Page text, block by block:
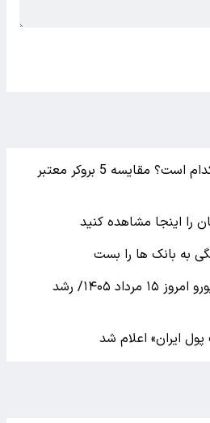
بهترین جایگزین آلپاری کدام است؟ مقایسه 5 بروکر معتبر
را اینجا مشاهده کنید
به بانک ها را بست
نرخ ارز دلار، طلا سکه و یورو امروز ۱۵ مرداد ۱۴۰۵/ رشد
ایران» اعلام شد